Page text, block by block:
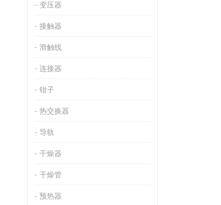
变压器
接触器
滑触线
连接器
钳子
热交换器
导轨
干燥器
干燥管
预热器